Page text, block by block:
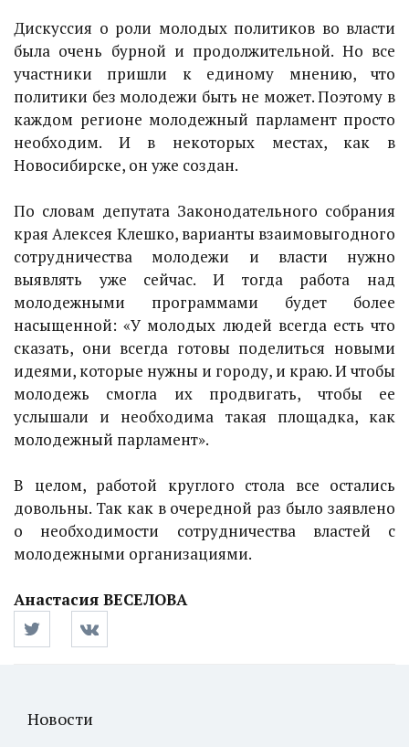
Дискуссия о роли молодых политиков во власти
была очень бурной и продолжительной. Но все
участники пришли к единому мнению, что
политики без молодежи быть не может. Поэтому в
каждом регионе молодежный парламент просто
необходим. И в некоторых местах, как в
Новосибирске, он уже создан.
По словам депутата Законодательного собрания
края Алексея Клешко, варианты взаимовыгодного
сотрудничества молодежи и власти нужно
выявлять уже сейчас. И тогда работа над
молодежными программами будет более
насыщенной: «У молодых людей всегда есть что
сказать, они всегда готовы поделиться новыми
идеями, которые нужны и городу, и краю. И чтобы
молодежь смогла их продвигать, чтобы ее
услышали и необходима такая площадка, как
молодежный парламент».
В целом, работой круглого стола все остались
довольны. Так как в очередной раз было заявлено
о необходимости сотрудничества властей с
молодежными организациями.
Анастасия ВЕСЕЛОВА
Новости